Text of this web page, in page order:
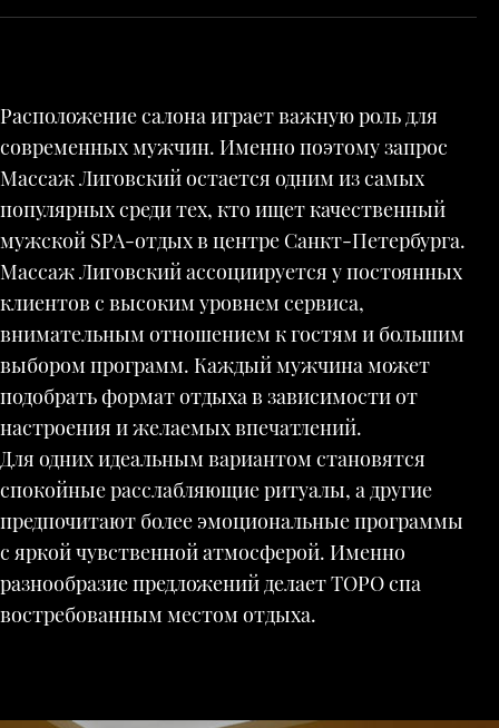
Расположение салона играет важную роль для
современных мужчин. Именно поэтому запрос
Массаж Лиговский остается одним из самых
популярных среди тех, кто ищет качественный
мужской SPA-отдых в центре Санкт-Петербурга.
Массаж Лиговский ассоциируется у постоянных
клиентов с высоким уровнем сервиса,
внимательным отношением к гостям и большим
выбором программ. Каждый мужчина может
подобрать формат отдыха в зависимости от
настроения и желаемых впечатлений.
Для одних идеальным вариантом становятся
спокойные расслабляющие ритуалы, а другие
предпочитают более эмоциональные программы
с яркой чувственной атмосферой. Именно
разнообразие предложений делает ТОРО спа
востребованным местом отдыха.